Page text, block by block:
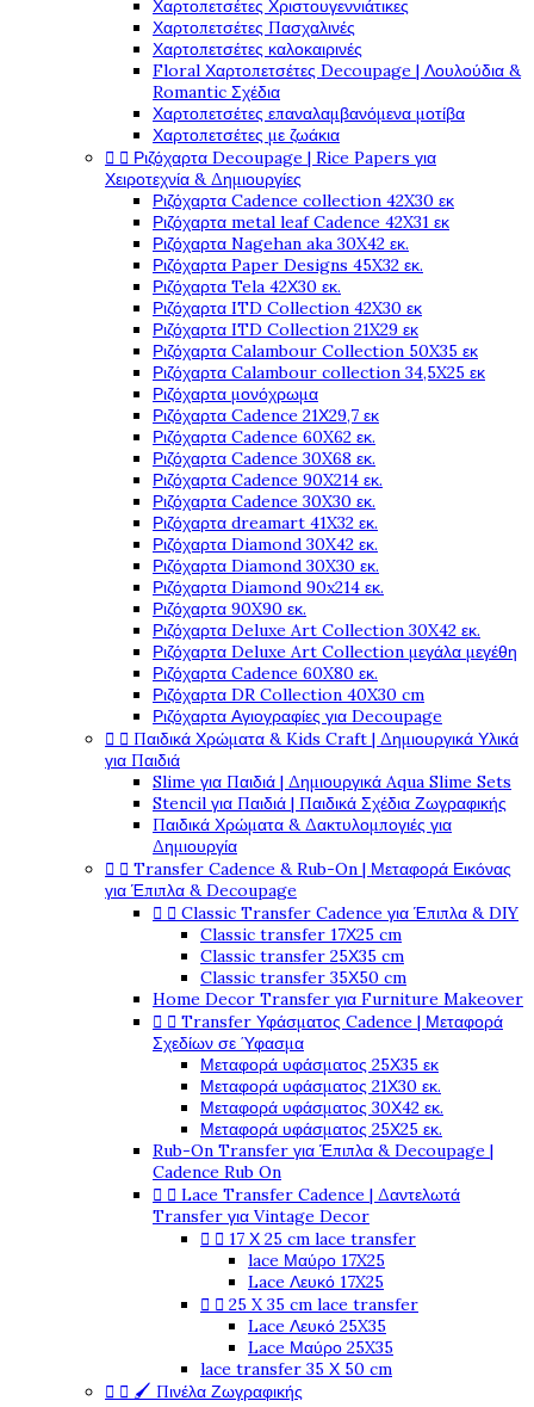
Χαρτοπετσέτες Χριστουγεννιάτικες
Χαρτοπετσέτες Πασχαλινές
Χαρτοπετσέτες καλοκαιρινές
Floral Χαρτοπετσέτες Decoupage | Λουλούδια &
Romantic Σχέδια
Χαρτοπετσέτες επαναλαμβανόμενα μοτίβα
Χαρτοπετσέτες με ζωάκια
  Ριζόχαρτα Decoupage | Rice Papers για
Χειροτεχνία & Δημιουργίες
Ριζόχαρτα Cadence collection 42X30 εκ
Ριζόχαρτα metal leaf Cadence 42X31 εκ
Ριζόχαρτα Nagehan aka 30X42 εκ.
Ριζόχαρτα Paper Designs 45X32 εκ.
Ριζόχαρτα Tela 42Χ30 εκ.
Ριζόχαρτα ITD Collection 42X30 εκ
Ριζόχαρτα ITD Collection 21X29 εκ
Ριζόχαρτα Calambour Collection 50X35 εκ
Ριζόχαρτα Calambour collection 34,5X25 εκ
Ριζόχαρτα μονόχρωμα
Ριζόχαρτα Cadence 21Χ29,7 εκ
Ριζόχαρτα Cadence 60X62 εκ.
Ριζόχαρτα Cadence 30X68 εκ.
Ριζόχαρτα Cadence 90X214 εκ.
Ριζόχαρτα Cadence 30X30 εκ.
Ριζόχαρτα dreamart 41X32 εκ.
Ριζόχαρτα Diamond 30X42 εκ.
Ριζόχαρτα Diamond 30X30 εκ.
Ριζόχαρτα Diamond 90x214 εκ.
Ριζόχαρτα 90X90 εκ.
Ριζόχαρτα Deluxe Art Collection 30X42 εκ.
Ριζόχαρτα Deluxe Art Collection μεγάλα μεγέθη
Ριζόχαρτα Cadence 60X80 εκ.
Ριζόχαρτα DR Collection 40X30 cm
Ριζόχαρτα Αγιογραφίες για Decoupage
  Παιδικά Χρώματα & Kids Craft | Δημιουργικά Υλικά
για Παιδιά
Slime για Παιδιά | Δημιουργικά Aqua Slime Sets
Stencil για Παιδιά | Παιδικά Σχέδια Ζωγραφικής
Παιδικά Χρώματα & Δακτυλομπογιές για
Δημιουργία
  Transfer Cadence & Rub-On | Μεταφορά Εικόνας
για Έπιπλα & Decoupage
  Classic Transfer Cadence για Έπιπλα & DIY
Classic transfer 17Χ25 cm
Classic transfer 25Χ35 cm
Classic transfer 35Χ50 cm
Home Decor Transfer για Furniture Makeover
  Transfer Υφάσματος Cadence | Μεταφορά
Σχεδίων σε Ύφασμα
Μεταφορά υφάσματος 25Χ35 εκ
Μεταφορά υφάσματος 21Χ30 εκ.
Μεταφορά υφάσματος 30Χ42 εκ.
Μεταφορά υφάσματος 25Χ25 εκ.
Rub-On Transfer για Έπιπλα & Decoupage |
Cadence Rub On
  Lace Transfer Cadence | Δαντελωτά
Transfer για Vintage Decor
  17 Χ 25 cm lace transfer
lace Μαύρο 17X25
Lace Λευκό 17X25
  25 X 35 cm lace transfer
Lace Λευκό 25X35
Lace Μαύρο 25X35
lace transfer 35 Χ 50 cm
  🖌️ Πινέλα Ζωγραφικής